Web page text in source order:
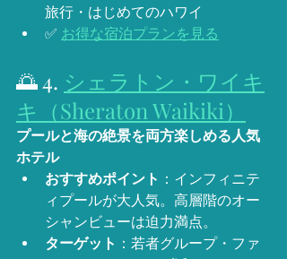
旅行・はじめてのハワイ
✅ お得な宿泊プランを見る
🌅 4. シェラトン・ワイキ
キ（Sheraton Waikiki）
プールと海の絶景を両方楽しめる人気
ホテル
おすすめポイント ：インフィニテ
ィプールが大人気。高層階のオー
シャンビューは迫力満点。
ターゲット ：若者グループ・ファ